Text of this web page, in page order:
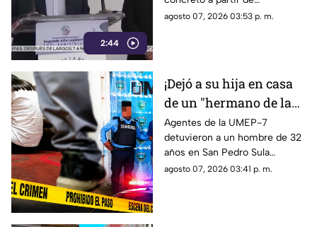
2:44
Inzunza fue el que
metió a la cárcel a
declaraciones de testigos
agosto 07, 2026 03:53 p. m.
¡Dejó a su hija en casa
de un "hermano de la
iglesia" para jugar con
otros niños y la niña
terminó 4bus4d4
Agentes de la UMEP-7
detuvieron a un hombre de 32
años en San Pedro Sula
acusado de agredir
agosto 07, 2026 03:41 p. m.